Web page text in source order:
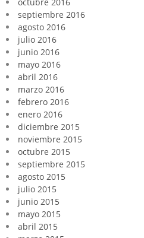
septiembre 2016
agosto 2016
julio 2016
junio 2016
mayo 2016
abril 2016
marzo 2016
febrero 2016
enero 2016
diciembre 2015
noviembre 2015
octubre 2015
septiembre 2015
agosto 2015
julio 2015
junio 2015
mayo 2015
abril 2015